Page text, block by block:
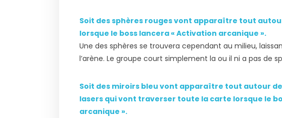
Soit des sphères rouges vont apparaître tout
lorsque le boss lancera « Activation arcanique ».
Une des sphères se trouvera cependant au milieu,
l’arène. Le groupe court simplement la ou il ni a pas de
Soit des miroirs bleu vont apparaître tout autour
lasers qui vont traverser toute la carte lorsque le
arcanique ».